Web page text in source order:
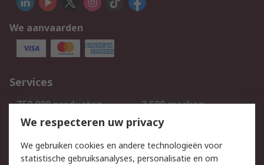
We aanvaarden
Services
750.000 producten
2.500 merken
Bestellen
Inkoopoplossingen
Track & Trace
We respecteren uw privacy
We gebruiken cookies en andere technologieën voor
statistische gebruiksanalyses, personalisatie en om